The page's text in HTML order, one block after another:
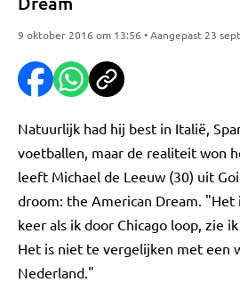
9 oktober 2016 om 13:56 • Aangepast 23
Natuurlijk had hij best in Italië,
voetballen, maar de realiteit won
leeft Michael de Leeuw (30) uit
droom: the American Dream. "Het
keer als ik door Chicago loop, zie
Het is niet te vergelijken met een
Nederland."